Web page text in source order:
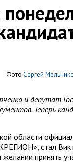
Фото Сергей
и депутат
Теперь
области
стал
принять